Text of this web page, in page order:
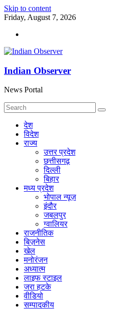
Skip to content
Friday, August 7, 2026
Indian Observer
News Portal
देश
विदेश
राज्य
उत्तर प्रदेश
छत्तीसगढ़
दिल्ली
बिहार
मध्य प्रदेश
भोपाल न्यूज़
इंदौर
जबलपुर
ग्वालियर
राजनीतिक
बिज़नेस
खेल
मनोरंजन
अध्यात्म
लाइफ स्टाइल
जरा हटके
वीडियो
सम्पादकीय